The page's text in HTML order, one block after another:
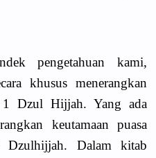
pengetahuan kami,
khusus menerangkan
1 Dzul Hijjah. Yang ada
keutamaan puasa
Dzulhijjah. Dalam kitab